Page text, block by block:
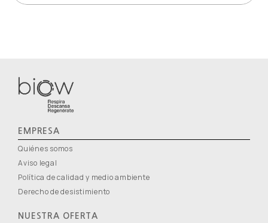
EMPRESA
Quiénes somos
Aviso legal
Política de calidad y medio ambiente
Derecho de desistimiento
NUESTRA OFERTA